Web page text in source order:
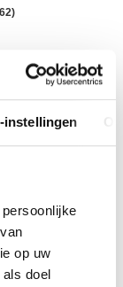
instellingen
op uw
doel